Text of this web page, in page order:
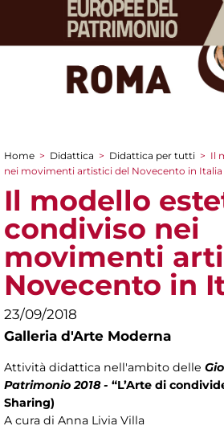
Tu sei qui
Home > Didattica > Didattica per tutti > Il
nei movimenti artistici del Novecento in Italia
Il modello
condiviso nei
movimenti
Novecento in
23/09/2018
Galleria d'Arte Moderna
Attività didattica nell'ambito delle
Patrimonio 2018 - “L’Arte di
Sharing)
A cura di Anna Livia Villa